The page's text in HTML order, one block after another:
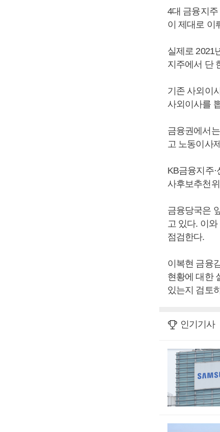
4대 금융지
이 제대로 이
실제로 2021
지주에서 단
기존 사외이
사외이사를
금융권에서
고 노동이사
KB금융지주
사후보추천
금융당국은
고 있다. 이
점검한다.
이복현 금융
현황에 대한
있는지 검토
인기기사